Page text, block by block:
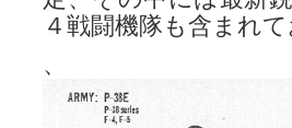
４戦闘機隊も含まれ
、